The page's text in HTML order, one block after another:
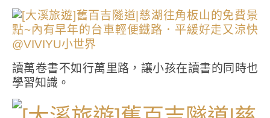
讀萬卷書不如行萬里路，讓小孩在讀書的同時也
學習知識。